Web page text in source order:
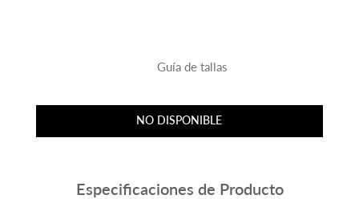
Guía de tallas
NO DISPONIBLE
Especificaciones de Producto